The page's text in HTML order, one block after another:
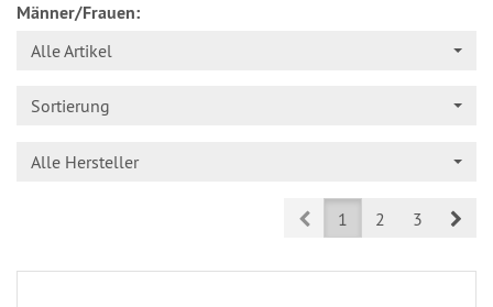
Männer/Frauen:
Alle Artikel
Sortierung
Alle Hersteller
Prev1 2 3